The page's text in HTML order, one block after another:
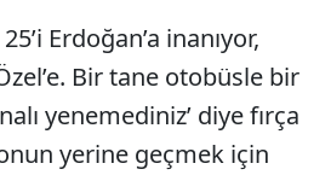
Erdoğan’a inanıyor,
Bir tane otobüsle bir
yenemediniz’ diye fırça
yerine geçmek için